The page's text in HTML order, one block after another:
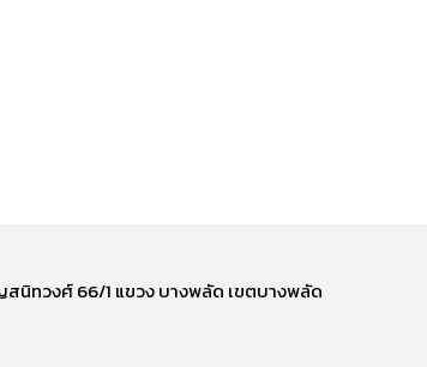
สนิทวงศ์ 66/1 แขวง บางพลัด เขตบางพลัด